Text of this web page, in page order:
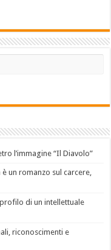
l’immagine “Il Diavolo”
un romanzo sul carcere,
di un intellettuale
riconoscimenti e